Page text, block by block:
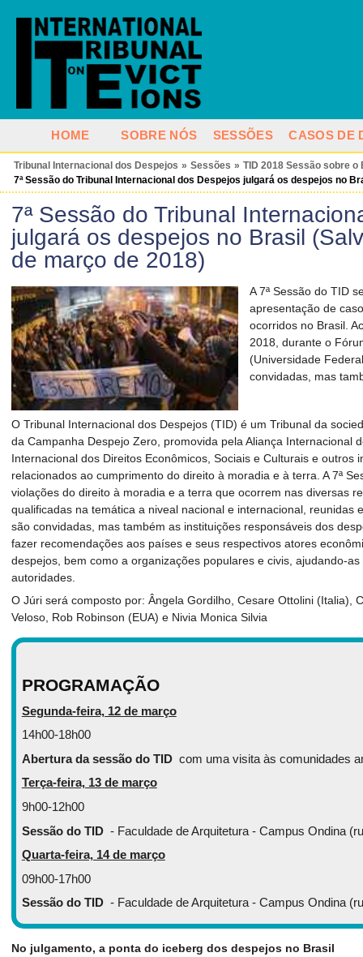
HOME SOBRE NÓS SESSÕES CASOS DE
Tribunal Internacional dos Despejos » Sessões » TID 2018 Sessão sobre o
7ª Sessão do Tribunal Internacional dos Despejos julgará os despejos no
7ª Sessão do Tribunal
julgará os despejos no Brasil
de março de 2018)
A 7ª Sessão do TID
apresentação de
ocorridos no Brasil.
2018, durante o
(Universidade
convidadas, mas
O Tribunal Internacional dos Despejos (TID) é um Tribunal da
da Campanha Despejo Zero, promovida pela Aliança Internacional
Internacional dos Direitos Econômicos, Sociais e Culturais e outros
relacionados ao cumprimento do direito à moradia e à terra. A 7ª
violações do direito à moradia e a terra que ocorrem nas diversas
qualificadas na temática a niveal nacional e internacional, reunidas
são convidadas, mas também as instituições responsáveis dos
fazer recomendações aos países e seus respectivos atores
despejos, bem como a organizações populares e civis, ajudando-
autoridades.
O Júri será composto por: Ângela Gordilho, Cesare Ottolini (Italia),
Veloso, Rob Robinson (EUA) e Nivia Monica Silvia
PROGRAMAÇÃO
Segunda-feira, 12 de março
14h00-18h00
Abertura da sessão do TIDcom uma visita às comunidades
Terça-feira, 13 de março
9h00-12h00
Sessão do TID- Faculdade de Arquitetura - Campus Ondina
Quarta-feira, 14 de março
09h00-17h00
Sessão do TID- Faculdade de Arquitetura - Campus Ondina
No julgamento, a ponta do iceberg dos despejos no Brasil